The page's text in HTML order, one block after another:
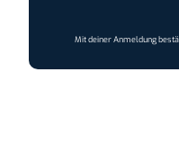
Mit deiner Anmeldung